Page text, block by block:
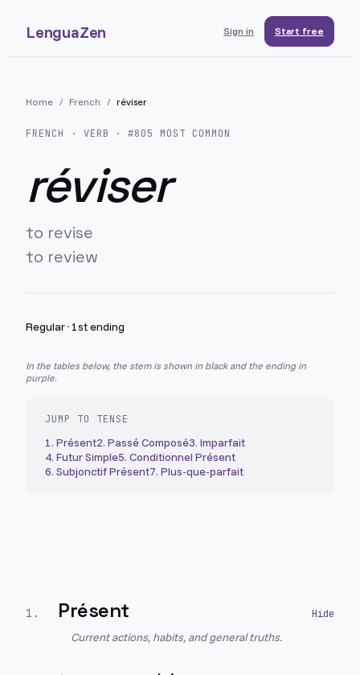
LenguaZen Sign in Start free
Home / French / réviser
FRENCH · VERB · #805 MOST COMMON
réviser
to revise
to review
Regular· 1st ending
In the tables below, the stem is shown in black and the ending in
purple.
JUMP TO TENSE
1. Présent2. Passé Composé3. Imparfait
4. Futur Simple5. Conditionnel Présent
6. Subjonctif Présent7. Plus-que-parfait
1 . Présent
Current actions, habits, and general truths.